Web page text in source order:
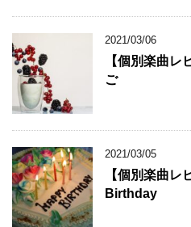
2021/03/06
【個別楽曲レ
ご
2021/03/05
【個別楽曲
Birthday